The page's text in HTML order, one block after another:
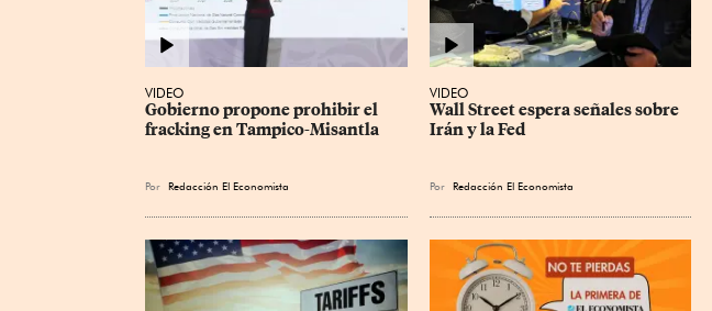
VIDEO
Gobierno propone prohibir el
fracking en Tampico-Misantla
Por Redacción El Economista
VIDEO
Wall Street espera señales sobre
Irán y la Fed
Por Redacción El Economista